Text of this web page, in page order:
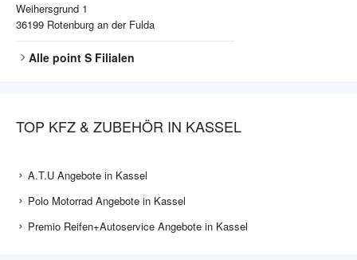
Weihersgrund 1
36199 Rotenburg an der Fulda
Alle point S Filialen
TOP KFZ & ZUBEHÖR IN KASSEL
A.T.U Angebote in Kassel
Polo Motorrad Angebote in Kassel
Premio Reifen+Autoservice Angebote in Kassel